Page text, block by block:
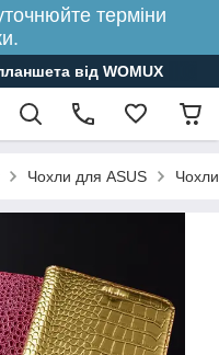
терміни
від WOMUX
Чохли для ASUS